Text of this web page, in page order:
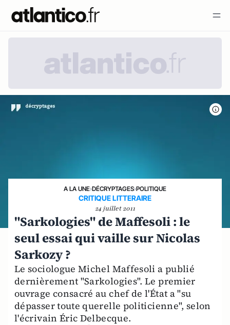
A LA UNE›DÉCRYPTAGES›POLITIQUE
CRITIQUE LITTERAIRE
24 juillet 2011
"Sarkologies" de Maffesoli : le
seul essai qui vaille sur Nicolas
Sarkozy ?
Le sociologue Michel Maffesoli a publié
dernièrement "Sarkologies". Le premier
ouvrage consacré au chef de l'État a "su
dépasser toute querelle politicienne", selon
l'écrivain Éric Delbecque.